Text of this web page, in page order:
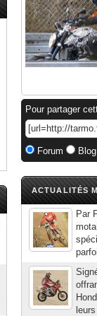
Pour partager
Forum
ACTUALITÉS
Par